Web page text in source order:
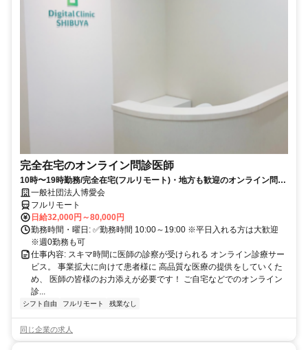
完全在宅のオンライン問診医師
10時〜19時勤務/完全在宅(フルリモート)・地方も歓迎のオンライン問診
業務一般社団法人博愛会
フルリモート
日給32,000円～80,000円
勤務時間・曜日: ✅勤務時間 10:00～19:00 ※平日入れる方は大歓迎
※週0勤務も可
仕事内容: スキマ時間に医師の診察が受けられる オンライン診療サー
ビス。 事業拡大に向けて患者様に 高品質な医療の提供をしていくた
め、 医師の皆様のお力添えが必要です！ ご自宅などでのオンライン
診...
シフト自由 フルリモート 残業なし
同じ企業の求人